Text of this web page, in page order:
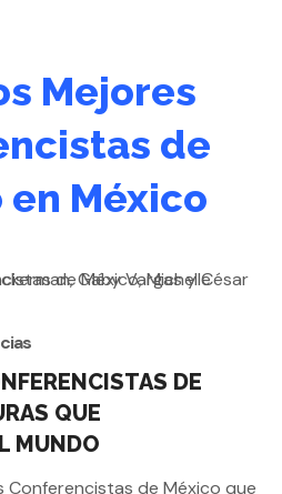
Mejores
de
México
DE
QUE
MUNDO
Conferencistas de México que